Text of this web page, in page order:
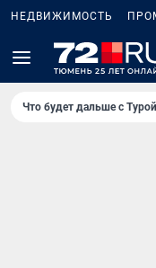
НЕДВИЖИМОСТЬ
Что будет дальше с